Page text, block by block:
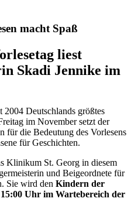
macht Spaß
liest
Skadi Jennike im
2004 Deutschlands größtes
im November setzt der
für die Bedeutung des Vorlesens
für Geschichten.
Klinikum St. Georg in diesem
und Beigeordnete für
Sie wird den Kindern der
Uhr im Wartebereich der